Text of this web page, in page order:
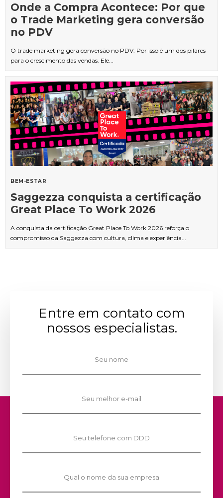
Onde a Compra Acontece: Por que
o Trade Marketing gera conversão
no PDV
O trade marketing gera conversão no PDV. Por isso é um dos pilares
para o crescimento das vendas. Ele...
BEM-ESTAR
Saggezza conquista a certificação
Great Place To Work 2026
A conquista da certificação Great Place To Work 2026 reforça o
compromisso da Saggezza com cultura, clima e experiência...
Entre em contato com
nossos especialistas.